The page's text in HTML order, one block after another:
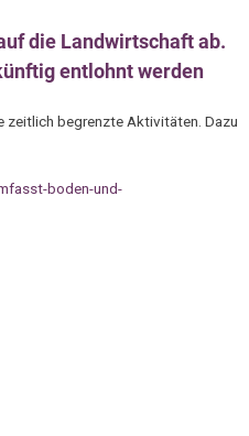
die Landwirtschaft ab.
entlohnt werden
zeitlich begrenzte Aktivitäten. Dazu
boden-und-